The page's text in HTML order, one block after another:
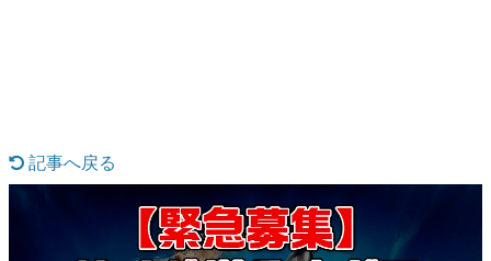
なんでゲームは面白い？
ゲーム開発者・hamatsu氏がゲームの魅力を画面や操作の
記事へ戻る